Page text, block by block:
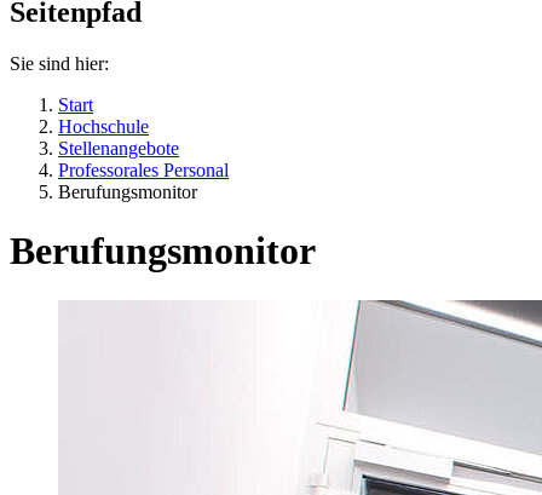
Seitenpfad
Sie sind hier:
Start
Hochschule
Stellenangebote
Professorales Personal
Berufungsmonitor
Berufungsmonitor